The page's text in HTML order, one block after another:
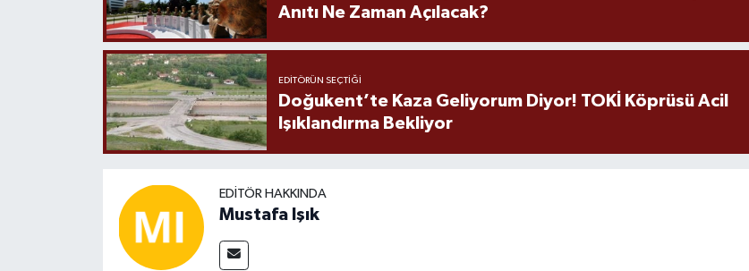
Anıtı Ne Zaman Açılacak?
EDITÖRÜN SEÇTIĞI
Doğukent’te Kaza Geliyorum Diyor! TOKİ Köprüsü Acil
Işıklandırma Bekliyor
EDITÖR HAKKINDA
Mustafa Işık